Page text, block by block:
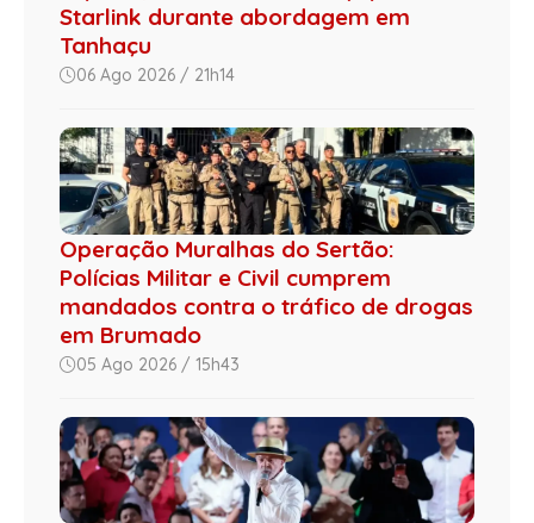
Starlink durante abordagem em
Tanhaçu
06 Ago 2026 / 21h14
Operação Muralhas do Sertão:
Polícias Militar e Civil cumprem
mandados contra o tráfico de drogas
em Brumado
05 Ago 2026 / 15h43